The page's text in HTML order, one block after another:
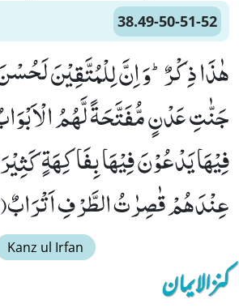
38.49-50-51-52
عِنْدَهُمْ قٰصِرٰتُ الطَّرْفِ اَتْرَابٌ(52)
Kanz ul Irfan
کنزالایمان